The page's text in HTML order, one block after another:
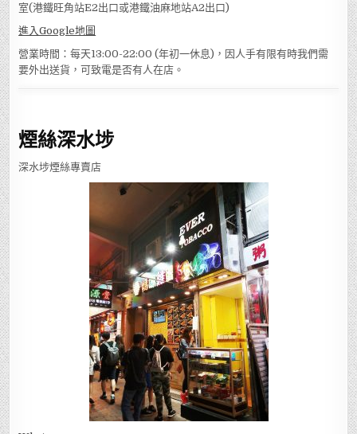
WeChat ID: evertobacco
旺角店： 地址：香港九龍旺角西洋菜南街1A號百寶利商業中心22樓01
室(港鐵旺角站E2出口或港鐵油麻地站A2出口)
進入Google地圖
營業時間：每天13:00-22:00 (年初一休息)，因人手有限有時我們需
煙絲深水埗